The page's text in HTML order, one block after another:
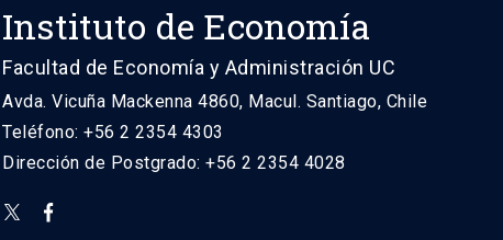
Instituto de Economía
Facultad de Economía y Administración UC
Avda. Vicuña Mackenna 4860, Macul. Santiago, Chile
Teléfono: +56 2 2354 4303
Dirección de Postgrado: +56 2 2354 4028